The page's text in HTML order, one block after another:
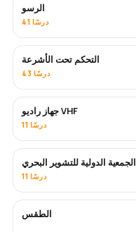
الرسو
41 درسًا
التحكم تحت الأشرعة
43 درسًا
جهاز راديو VHF
11 درسًا
الجمعية الدولية للتشوير البحري
11 درسًا
الطقس